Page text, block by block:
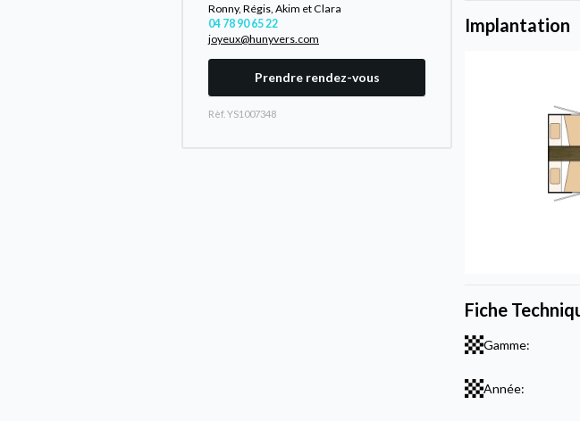
Ronny, Régis, Akim et Clara
04 78 90 65 22
joyeux@hunyvers.com
Prendre rendez-vous
Rèf. YS1007348
Implantation
Fiche
Gamme:
Année: